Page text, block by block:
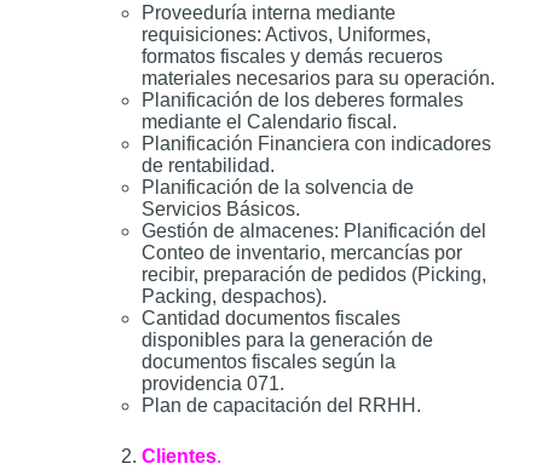
Proveeduría interna mediante
requisiciones: Activos, Uniformes,
formatos fiscales y demás recueros
materiales necesarios para su operación.
Planificación de los deberes formales
mediante el Calendario fiscal.
Planificación Financiera con indicadores
de rentabilidad.
Planificación de la solvencia de
Servicios Básicos.
Gestión de almacenes: Planificación del
Conteo de inventario, mercancías por
recibir, preparación de pedidos (Picking,
Packing, despachos).
Cantidad documentos fiscales
disponibles para la generación de
documentos fiscales según la
providencia 071.
Plan de capacitación del RRHH.
Clientes.